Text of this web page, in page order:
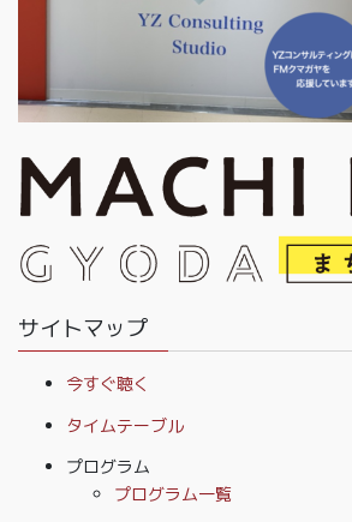
サイトマップ
今すぐ聴く
タイムテーブル
プログラム
プログラム一覧